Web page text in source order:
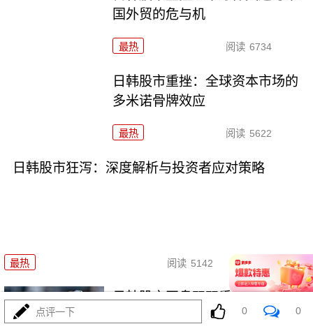
国外贸的危与机
最热 阅读 6734
日韩股市重挫：全球资本市场的
多米诺骨牌效应
最热 阅读 5622
日韩股市狂泻：深度解析与投资者应对策略
最热 阅读 5142 07-16
日韩股市开盘双双重挫，多重利
点评一下 0 0